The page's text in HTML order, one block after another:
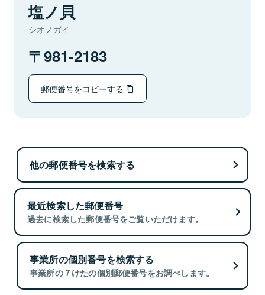
塩ノ貝
シオノガイ
981-2183
郵便番号をコピーする
他の郵便番号を検索する
最近検索した郵便番号
過去に検索した郵便番号をご覧いただけます。
事業所の個別番号を検索する
事業所の７けたの個別郵便番号をお調べします。